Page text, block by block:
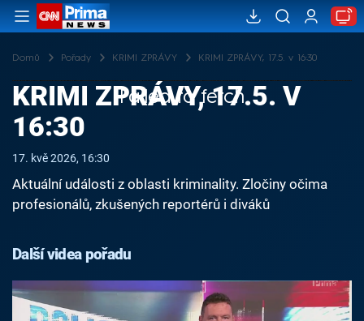
Domů Pořady KRIMI ZPRÁVY KRIMI ZPRÁVY, 17.5. v 16:30
Failed to fetch
KRIMI ZPRÁVY, 17.5. V
16:30
17. kvě 2026, 16:30
Aktuální události z oblasti kriminality. Zločiny očima
profesionálů, zkušených reportérů i diváků
Další videa pořadu